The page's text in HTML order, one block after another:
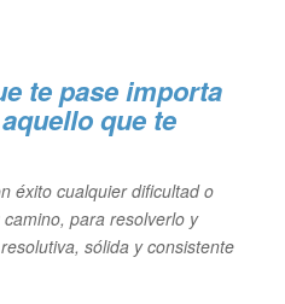
te pase importa
que te
éxito cualquier dificultad o
para resolverlo y
sólida y consistente